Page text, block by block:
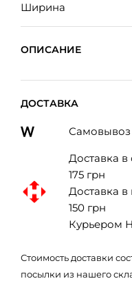
Ширина
ОПИСАНИЕ
ДОСТАВКА
Самовывоз
Доставка в
175 грн
Доставка
150 грн
Курьером
Стоимость доставки
посылки из нашего